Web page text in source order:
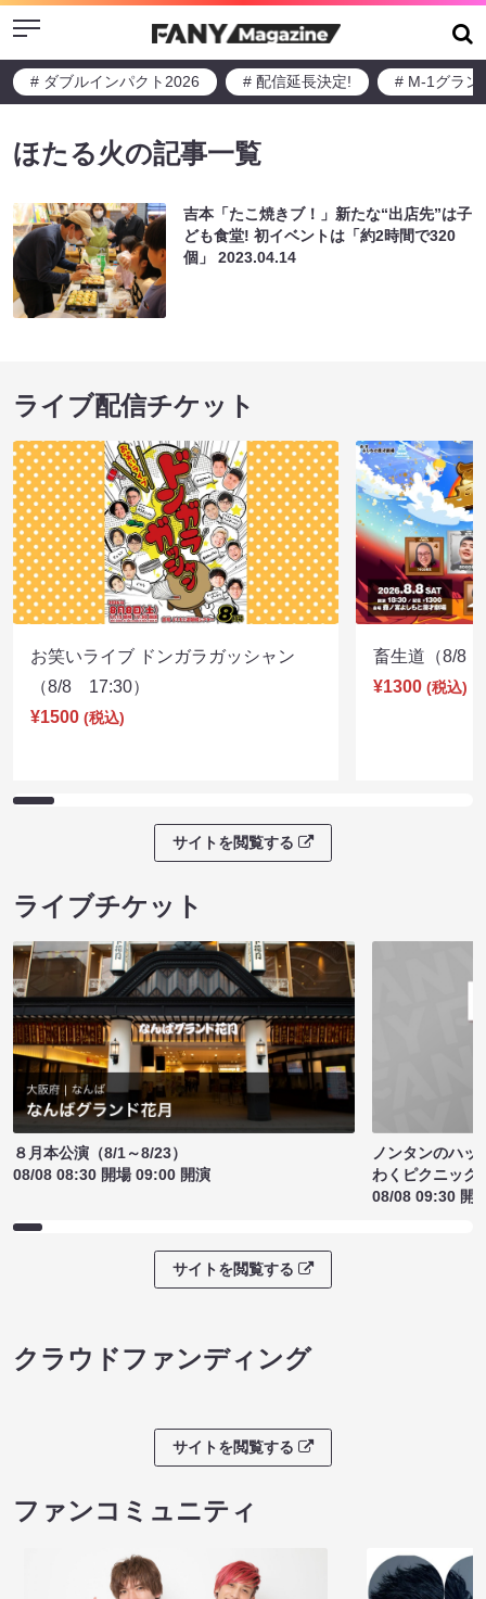
Menu
# ダブルインパクト2026 # 配信延長決定! # M-1グラン
ほたる火の記事一覧
吉本「たこ焼きブ！」新たな“出店先”は子
ども食堂! 初イベントは「約2時間で320
個」2023.04.14
ライブ配信チケット
お笑いライブ ドンガラガッシャン
（8/8 17:30）
¥1500 (税込)
畜生道（8/8
¥1300 (税込)
サイトを閲覧する
ライブチケット
８月本公演（8/1～8/23）
08/08 08:30 開場 09:00 開演
ノンタンのハッ
わくピクニック
08/08 09:30 開
サイトを閲覧する
クラウドファンディング
サイトを閲覧する
ファンコミュニティ